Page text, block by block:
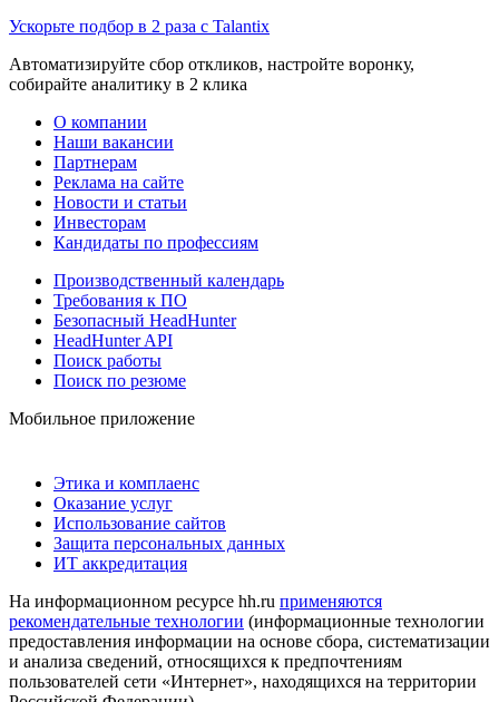
Ускорьте подбор в 2 раза с Talantix
Автоматизируйте сбор откликов, настройте воронку,
собирайте аналитику в 2 клика
О компании
Наши вакансии
Партнерам
Реклама на сайте
Новости и статьи
Инвесторам
Кандидаты по профессиям
Производственный календарь
Требования к ПО
Безопасный HeadHunter
HeadHunter API
Поиск работы
Поиск по резюме
Мобильное приложение
Этика и комплаенс
Оказание услуг
Использование сайтов
Защита персональных данных
ИТ аккредитация
На информационном ресурсе hh.ru применяются
рекомендательные технологии (информационные технологии
предоставления информации на основе сбора, систематизации
и анализа сведений, относящихся к предпочтениям
пользователей сети «Интернет», находящихся на территории